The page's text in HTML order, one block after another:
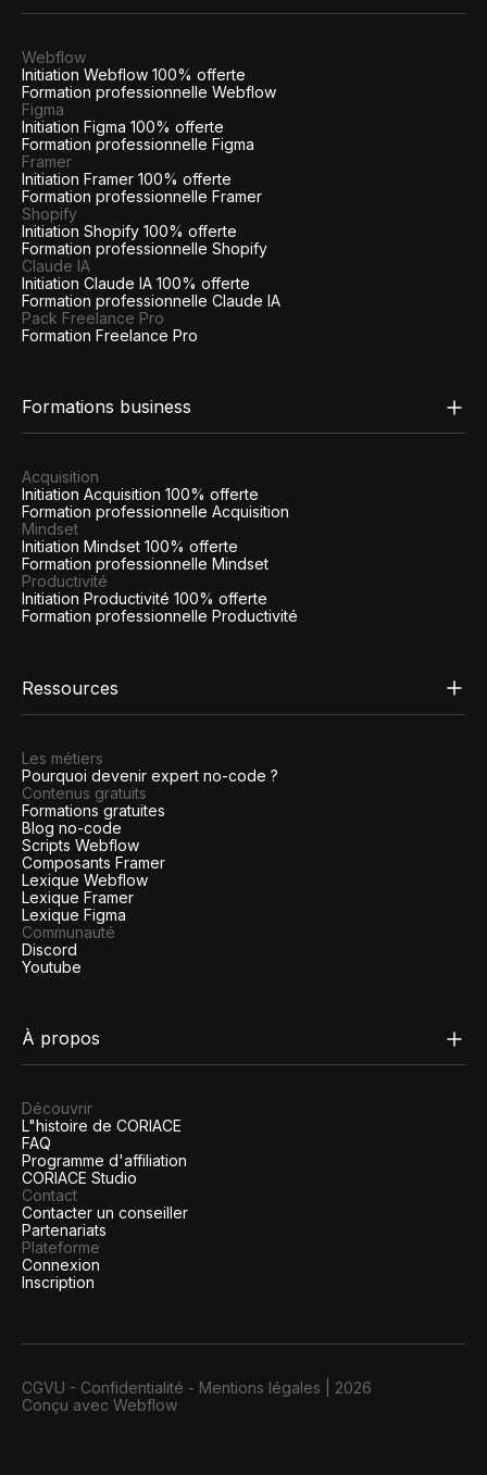
Webflow
Initiation Webflow 100% offerte
Formation professionnelle Webflow
Figma
Initiation Figma 100% offerte
Formation professionnelle Figma
Framer
Initiation Framer 100% offerte
Formation professionnelle Framer
Shopify
Initiation Shopify 100% offerte
Formation professionnelle Shopify
Claude IA
Initiation Claude IA 100% offerte
Formation professionnelle Claude IA
Pack Freelance Pro
Formation Freelance Pro
Formations business
Acquisition
Initiation Acquisition 100% offerte
Formation professionnelle Acquisition
Mindset
Initiation Mindset 100% offerte
Formation professionnelle Mindset
Productivité
Initiation Productivité 100% offerte
Formation professionnelle Productivité
Ressources
Les métiers
Pourquoi devenir expert no-code ?
Contenus gratuits
Formations gratuites
Blog no-code
Scripts Webflow
Composants Framer
Lexique Webflow
Lexique Framer
Lexique Figma
Communauté
Discord
Youtube
À propos
Découvrir
L"histoire de CORIACE
FAQ
Programme d'affiliation
CORIACE Studio
Contact
Contacter un conseiller
Partenariats
Plateforme
Connexion
Inscription
CGVU - Confidentialité - Mentions légales
2026
Conçu avec Webflow